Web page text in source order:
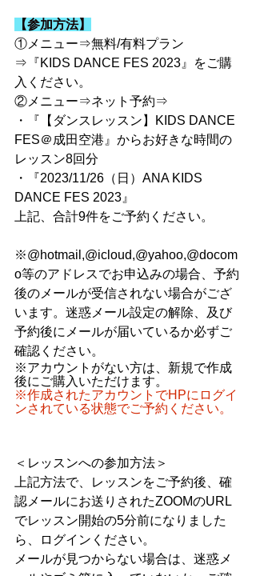
【参加方法】
①メニュー⇒無料/有料プラン
⇒『KIDS DANCE FES 2023』をご購
入ください。
②メニュー⇒ネット予約⇒
・『【ダンスレッスン】KIDS DANCE
FES＠成田空港』からお好きな時間の
レッスン8回分
・『2023/11/26（日）ANA KIDS
DANCE FES 2023』
上記、合計9件をご予約ください。
※@hotmail,@icloud,@yahoo,@docom
o等のアドレスでお申込みの場合、予約
後のメールが受信されない場合がござ
います。迷惑メール設定の解除、及び
予約後にメールが届いているか必ずご
確認ください。
※アカウントがない方は、新規で作成
後にご購入いただけます。
※作成されたアカウントでHPにログイ
ンされている状態でご予約ください。
＜レッスンへの参加方法＞
上記方法で、レッスンをご予約後、確
認メールにお送りされたZOOMのURL
でレッスン開始の5分前になりました
ら、ログインください。
メールが見つからない場合は、迷惑メ